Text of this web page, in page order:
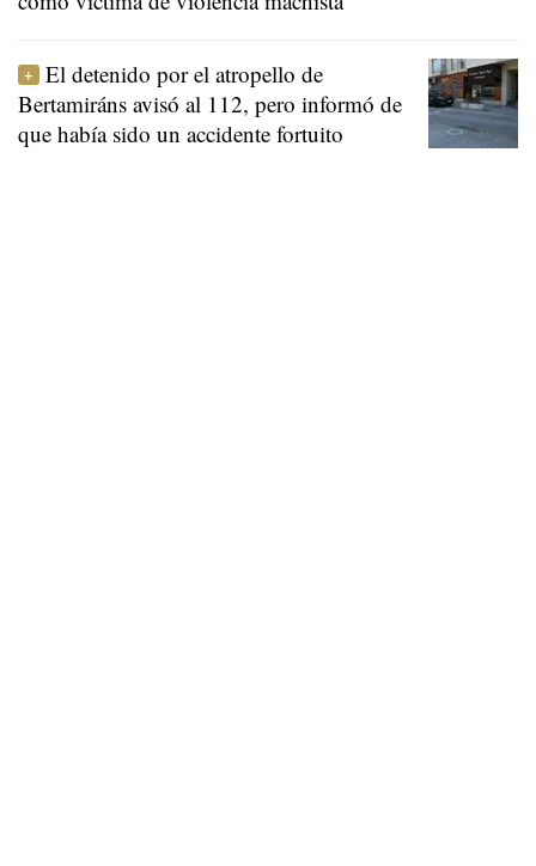
El detenido por el atropello de
Bertamiráns avisó al 112, pero informó de
que había sido un accidente fortuito